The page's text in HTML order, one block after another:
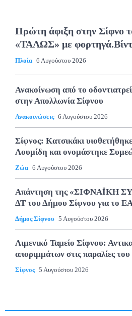
Πρώτη άφιξη στην
«ΤΑΛΩΣ» με
Πλοία 6 Αυγούστου 2026
Ανακοίνωση από το
στην Απολλωνία Σίφνου
Ανακοινώσεις 6 Αυγούστου 2026
Σίφνος: Κατσικάκι
Λουμίδη και ονομάστηκε
Ζώα 6 Αυγούστου 2026
Απάντηση της «ΣΙΦΝΑΪΚΗ
ΔΤ του Δήμου Σίφνου για το
Δήμος Σίφνου 5 Αυγούστου 2026
Λιμενικό Ταμείο Σίφνου:
αποριμμάτων στις παραλίες
Σίφνος 5 Αυγούστου 2026